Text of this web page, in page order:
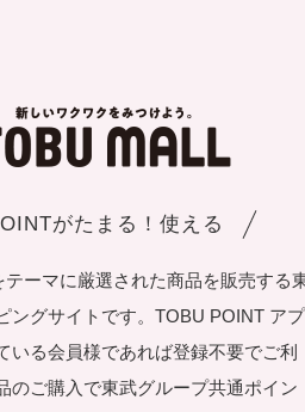
がたまる！使える
テーマに厳選された商品を販売する
ングサイトです。TOBU POINT アプ
いる会員様であれば登録不要でご利
のご購入で東武グループ共通ポイン